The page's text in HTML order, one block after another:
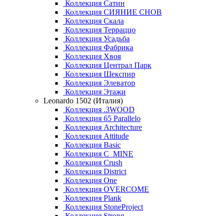
Коллекция Сатин
Коллекция СИЯНИЕ СНОВ
Коллекция Скала
Коллекция Терраццо
Коллекция Усадьба
Коллекция Фабрика
Коллекция Хвоя
Коллекция Централ Парк
Коллекция Шекспир
Коллекция Элеватор
Коллекция Этажи
Leonardo 1502 (Италия)
Коллекция .3WOOD
Коллекция 65 Parallelo
Коллекция Architecture
Коллекция Attitude
Коллекция Basic
Коллекция C_MINE
Коллекция Crush
Коллекция District
Коллекция One
Коллекция OVERCOME
Коллекция Plank
Коллекция StoneProject